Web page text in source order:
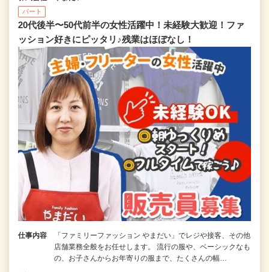
パート
20代後半〜50代前半の女性活躍中！未経験大歓迎！ファ
ッション好きにピッタリ♪残業はほぼなし！
仕事内容
「ファミリーファッション やまだい」でレジや接客、その他
店舗業務全般をお任せします。 流行の服や、ベーシックなも
の、お子さんからお年寄りの服まで、たくさんの幅…